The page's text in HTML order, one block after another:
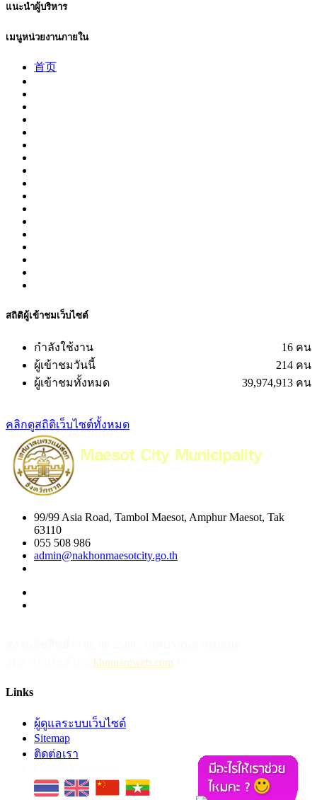
แนะนำผู้บริหาร
เมนูหน่วยงานภายใน
首页
สถิติผู้เข้าชมเว็บไซต์
กำลังใช้งาน
16 คน
ผู้เข้าชมวันนี้
214 คน
ผู้เข้าชมทั้งหมด
39,974,913 คน
คลิกดูสถิติเว็บไซต์ทั้งหมด
99/99 Asia Road, Tambol Maesot, Amphur Maesot, Tak
63110
055 508 986
admin@nakhonmaesotcity.go.th
khontamweb.com
Links
ผู้ดูแลระบบเว็บไซต์
Sitemap
ติดต่อเรา